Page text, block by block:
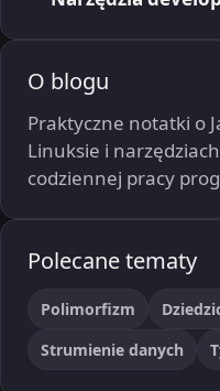
O blogu
Praktyczne notatki o
Linuksie i
codziennej pracy
Polecane tematy
Polimorfizm
Strumienie danych